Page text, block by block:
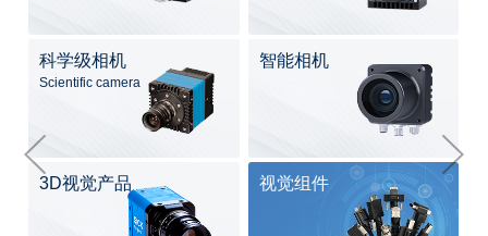
科学级相机
Scientific camera
智能相机
3D视觉产品 视觉组件